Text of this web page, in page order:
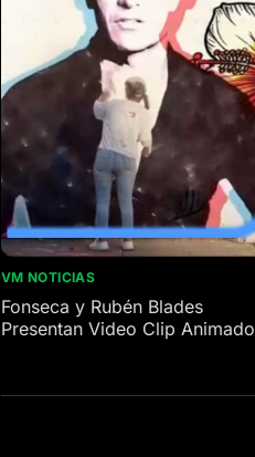
VM NOTICIAS
Fonseca y Rubén Blades
Presentan Video Clip Animado